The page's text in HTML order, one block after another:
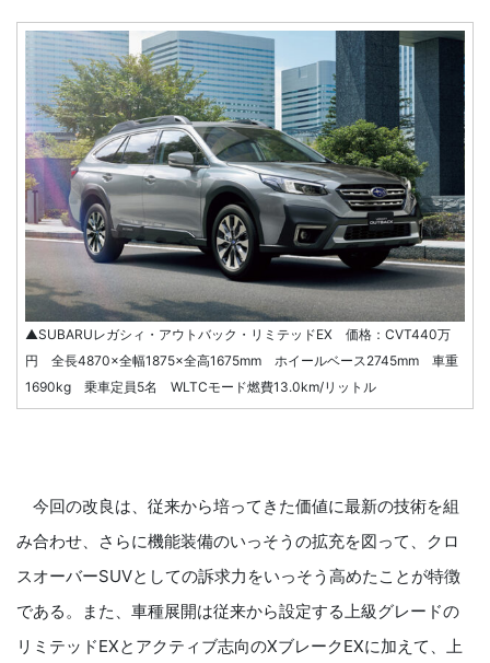
▲SUBARUレガシィ・アウトバック・リミテッドEX 価格：CVT440万
円 全長4870×全幅1875×全高1675mm ホイールベース2745mm 車重
1690kg 乗車定員5名 WLTCモード燃費13.0km/リットル
今回の改良は、従来から培ってきた価値に最新の技術を組
み合わせ、さらに機能装備のいっそうの拡充を図って、クロ
スオーバーSUVとしての訴求力をいっそう高めたことが特徴
である。また、車種展開は従来から設定する上級グレードの
リミテッドEXとアクティブ志向のXブレークEXに加えて、上